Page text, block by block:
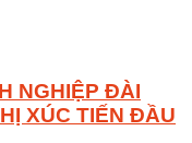
NGHIỆP ĐÀI
XÚC TIẾN ĐẦU